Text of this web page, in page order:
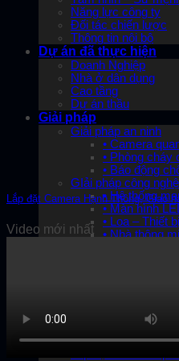
Năng lực công ty
Đối tác chiến lược
Thông tin nội bộ
Dự án đã thực hiện
Doanh Nghiệp
Nhà ở dân dụng
Cao tầng
Dự án thầu
Giải pháp
Giải pháp an ninh
• Camera
• Phòng cháy
• Báo động
GIải pháp công nghệ
• Hệ thống
• Màn hình
• Loa – Thiết
• Nhà thông
Lắp đặt camera trọn
Điện năng lượng
Dịch vụ
Lắp đặt Camera Hạnh Thông, Giao
Video mới nhất